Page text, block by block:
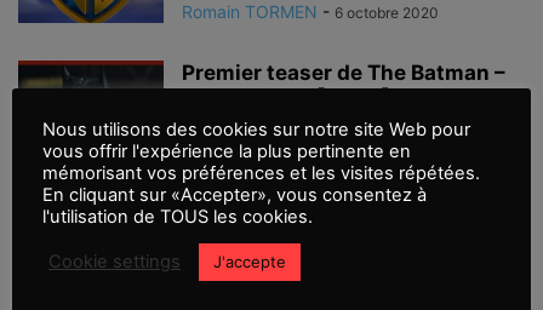
Romain TORMEN - 6 octobre 2020
Premier teaser de The Batman –
Romain TORMEN - 23 août 2020
‘The Batman’ une date de reprise
Romain TORMEN
Nous utilisons des cookies sur notre site Web pour
vous offrir l'expérience la plus pertinente en
mémorisant vos préférences et les visites répétées.
En cliquant sur «Accepter», vous consentez à
l'utilisation de TOUS les cookies.
Cookie settings J'accepte